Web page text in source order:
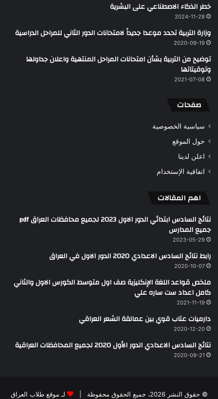
خطر الذكاء الاصطناعي على البشرية
2024-11-28
وزارة التربية تحدد موعدا جديداً لامتحانات الدور الثاني للمراحل الدراسية
2020-09-19
توضيح من التربية بشأن امتحانات المراحل المنتهية واعلان جداولها
وتوقيتاتها
2021-07-08
صفحات
سياسية الخصوصية
حول الموقع
اعلن لدينا
اتفاقية الإستخدام
اهم المقالات
نتائج السادس ابتدائي الدور الاول 2023 لجميع محافظات العراق pdf
جميع المدارس
2023-05-29
رابط نتائج السادس الاعدادي 2020 الدور الاول في العراق
2020-10-07
ملخص قواعد اللغة الإنكليزية صف اول متوسط الكورس الاول والثاني
كامل اعداد ست ساره علي
2021-11-19
دارميات عتاب قوي بين عمالقة الشعر العراقي
2020-12-20
نتائج السادس الاعدادي الدور الأول 2020 لجميع المحافظات العراقية
2020-09-21
© حقوق النشر 2026، جميع الحقوق محفوظة | لـ موقع طلاب العراق